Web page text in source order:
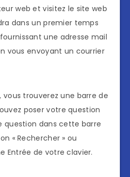
web et visitez le site web
dans un premier temps
une adresse mail
vous envoyant un courrier
vous trouverez une barre de
poser votre question
question dans cette barre
« Rechercher » ou
Entrée de votre clavier.